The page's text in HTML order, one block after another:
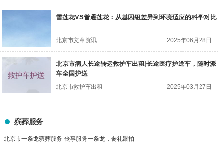
雪莲花VS普通莲花：从基因组差异到环境适应的科学对比
北京市文章资讯 2025年06月28日
北京市病人长途转运救护车出租|长途医疗护送车，随时派
车全国护送
北京市救护车出租 2025年03月27日
殡葬服务
北京市一条龙殡葬服务-丧事服务一条龙，丧礼跟拍